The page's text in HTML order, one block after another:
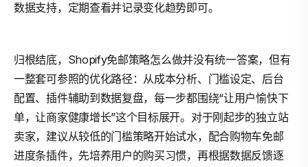
数据支持，定期查看并记录变化趋势即可。
归根结底，Shopify免邮策略怎么做并没有统一答案，但有
一整套可参照的优化路径：从成本分析、门槛设定、后台
配置、插件辅助到数据复盘，每一步都围绕“让用户愉快下
单，让商家健康增长”这个目标展开。对于刚起步的独立站
卖家，建议从较低的门槛策略开始试水，配合购物车免邮
进度条插件，先培养用户的购买习惯，再根据数据反馈逐